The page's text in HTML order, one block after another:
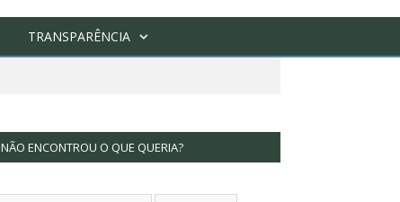
TRANSPARÊNCIA
NÃO ENCONTROU O QUE QUERIA?